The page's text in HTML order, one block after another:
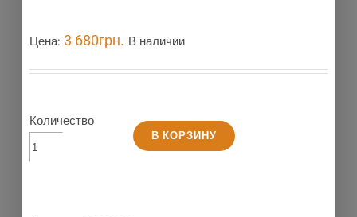
Цена:3 680грн. В наличии
Количество
В КОРЗИНУ